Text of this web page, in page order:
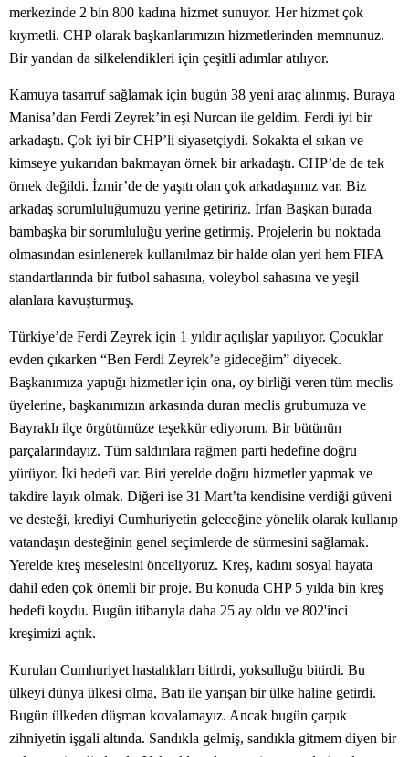
merkezinde 2 bin 800 kadına hizmet sunuyor. Her hizmet çok
kıymetli. CHP olarak başkanlarımızın hizmetlerinden memnunuz.
Bir yandan da silkelendikleri için çeşitli adımlar atılıyor.
Kamuya tasarruf sağlamak için bugün 38 yeni araç alınmış. Buraya
Manisa’dan Ferdi Zeyrek’in eşi Nurcan ile geldim. Ferdi iyi bir
arkadaştı. Çok iyi bir CHP’li siyasetçiydi. Sokakta el sıkan ve
kimseye yukarıdan bakmayan örnek bir arkadaştı. CHP’de de tek
örnek değildi. İzmir’de de yaşıtı olan çok arkadaşımız var. Biz
arkadaş sorumluluğumuzu yerine getiririz. İrfan Başkan burada
bambaşka bir sorumluluğu yerine getirmiş. Projelerin bu noktada
olmasından esinlenerek kullanılmaz bir halde olan yeri hem FIFA
standartlarında bir futbol sahasına, voleybol sahasına ve yeşil
alanlara kavuşturmuş.
Türkiye’de Ferdi Zeyrek için 1 yıldır açılışlar yapılıyor. Çocuklar
evden çıkarken “Ben Ferdi Zeyrek’e gideceğim” diyecek.
Başkanımıza yaptığı hizmetler için ona, oy birliği veren tüm meclis
üyelerine, başkanımızın arkasında duran meclis grubumuza ve
Bayraklı ilçe örgütümüze teşekkür ediyorum. Bir bütünün
parçalarındayız. Tüm saldırılara rağmen parti hedefine doğru
yürüyor. İki hedefi var. Biri yerelde doğru hizmetler yapmak ve
takdire layık olmak. Diğeri ise 31 Mart’ta kendisine verdiği güveni
ve desteği, krediyi Cumhuriyetin geleceğine yönelik olarak kullanıp
vatandaşın desteğinin genel seçimlerde de sürmesini sağlamak.
Yerelde kreş meselesini önceliyoruz. Kreş, kadını sosyal hayata
dahil eden çok önemli bir proje. Bu konuda CHP 5 yılda bin kreş
hedefi koydu. Bugün itibarıyla daha 25 ay oldu ve 802'inci
kreşimizi açtık.
Kurulan Cumhuriyet hastalıkları bitirdi, yoksulluğu bitirdi. Bu
ülkeyi dünya ülkesi olma, Batı ile yarışan bir ülke haline getirdi.
Bugün ülkeden düşman kovalamayız. Ancak bugün çarpık
zihniyetin işgali altında. Sandıkla gelmiş, sandıkla gitmem diyen bir